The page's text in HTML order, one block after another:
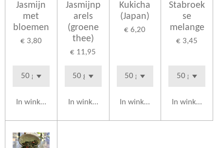
Jasmijn
met
bloemen
€ 3,80
In winkelwagen
Jasmijnp
arels
(groene
thee)
€ 11,95
In winkelwagen
Kukicha
(Japan)
€ 6,20
In winkelwagen
Stabroek
se
melange
€ 3,45
In